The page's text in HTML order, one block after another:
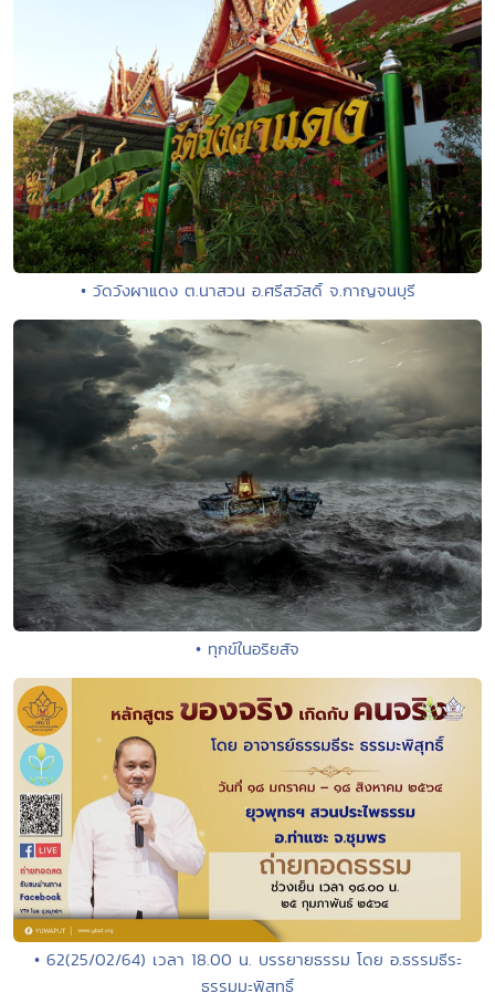
• วัดวังผาแดง ต.นาสวน อ.ศรีสวัสดิ์ จ.กาญจนบุรี
• ทุกข์ในอริยสัจ
• 62(25/02/64) เวลา 18.00 น. บรรยายธรรม โดย อ.ธรรมธีระ
ธรรมมะพิสุทธิ์